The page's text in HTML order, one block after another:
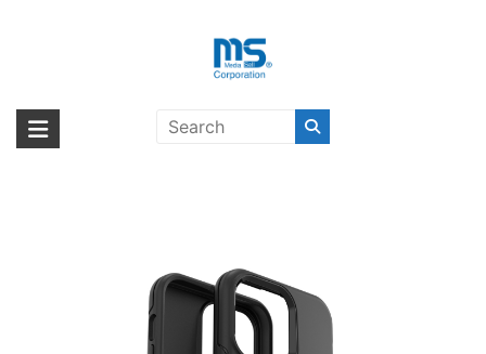
海外輸入ブランド商品｜株式会社
海外事業部が取り揃えている海外輸入商品には、日本では珍しい「海外ブ
ランド」をはじめ「ユニークな商品」「機能的な商品」「コストパフォー
SYMMETRY iPhone 14 Pro Max